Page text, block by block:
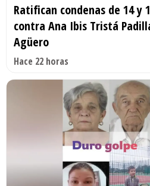
Ratifican condenas de 14 y
contra Ana Ibis Tristá
Agüero
Hace 22 horas